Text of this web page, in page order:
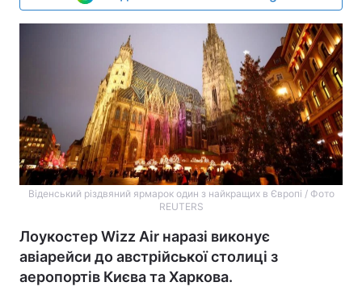
Віденський різдвяний ярмарок один з найкращих в Європі / Фото
REUTERS
Лоукостер Wizz Air наразі виконує
авіарейси до австрійської столиці з
аеропортів Києва та Харкова.